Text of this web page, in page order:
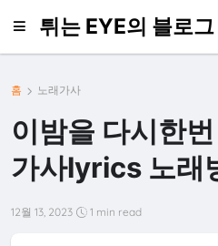
튀는 EYE의 블로그
홈 노래가사
이밤을 다시한
가사lyrics 노래
12월 13, 2023 1 min read